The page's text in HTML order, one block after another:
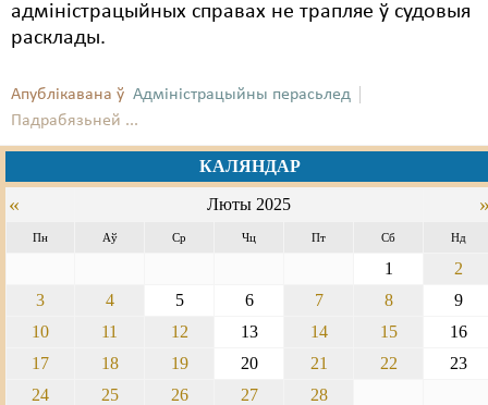
адміністрацыйных справах не трапляе ў судовыя
расклады.
Апублікавана ў Адміністрацыйны перасьлед
Падрабязьней ...
КАЛЯНДАР
« Люты 2025
Пн Аў Ср Чц Пт Сб Нд
1
2
3
4 5 6 7 8
9
10
11 12 13 14 15
16
17
18 19 20 21 22
23
24
25 26 27 28
Праваабаронцы
Пэнітэнцыярная сыстэма
Распальваньне варожасьці
Свабода слова
Суд
Сьмяротнае пакараньне